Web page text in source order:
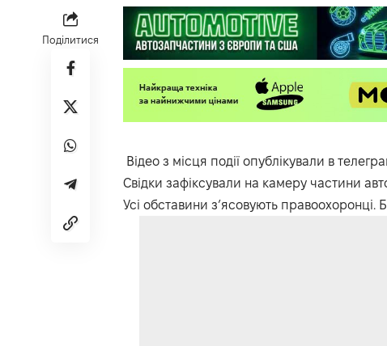
Поділитися
Відео з місця події опублікували в
Свідки зафіксували на камеру частини
Усі обставини з’ясовують правоохоронці.